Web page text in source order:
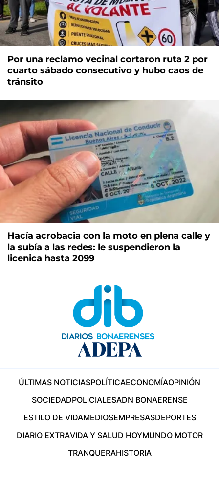
Por una reclamo vecinal cortaron ruta 2 por
cuarto sábado consecutivo y hubo caos de
tránsito
Hacía acrobacia con la moto en plena calle y
la subía a las redes: le suspendieron la
licenica hasta 2099
ÚLTIMAS NOTICIASPOLÍTICAECONOMÍAOPINIÓN
SOCIEDADPOLICIALESADN BONAERENSE
ESTILO DE VIDAMEDIOSEMPRESASDEPORTES
DIARIO EXTRAVIDA Y SALUD HOYMUNDO MOTOR
TRANQUERAHISTORIA